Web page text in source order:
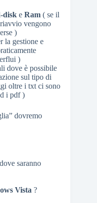
disk e Ram ( se il
vengono
)
la gestione e
)
dove è possibile
sul tipo di
oltre i txt ci sono
i pdf )
dovremo
saranno
Vista ?